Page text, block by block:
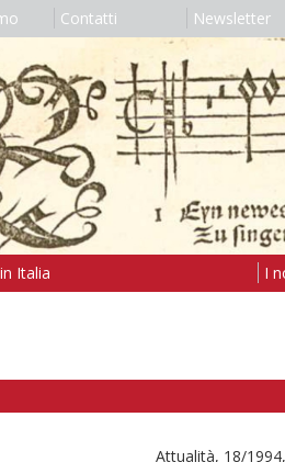
Contatti Newsletter
Italia I
Attualità, 18/